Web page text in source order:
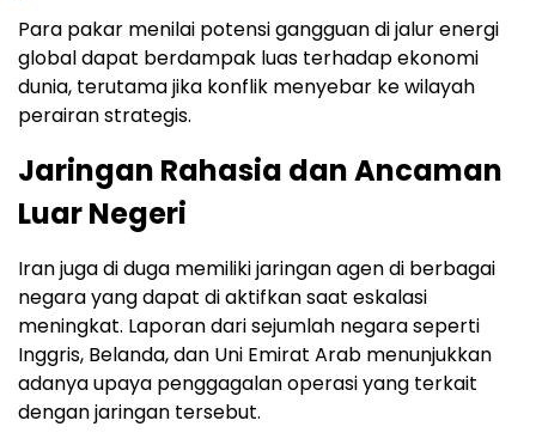
Para pakar menilai potensi gangguan di jalur energi
global dapat berdampak luas terhadap ekonomi
dunia, terutama jika konflik menyebar ke wilayah
perairan strategis.
Jaringan Rahasia dan Ancaman
Luar Negeri
Iran juga di duga memiliki jaringan agen di berbagai
negara yang dapat di aktifkan saat eskalasi
meningkat. Laporan dari sejumlah negara seperti
Inggris, Belanda, dan Uni Emirat Arab menunjukkan
adanya upaya penggagalan operasi yang terkait
dengan jaringan tersebut.